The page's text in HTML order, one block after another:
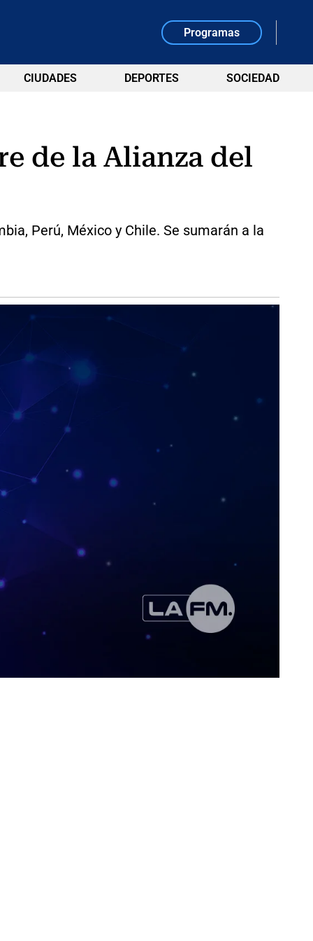
Programas
CIUDADES DEPORTES SOCIEDAD
de la Alianza del
Perú, México y Chile. Se sumarán a la